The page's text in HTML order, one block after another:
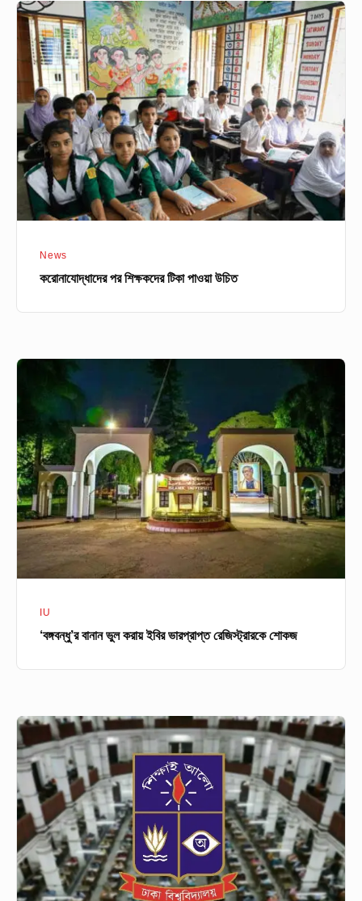
করোনাযোদ্ধাদের
শিক্ষকদের
টিকা
পাওয়া
উচিত
News
করোনাযোদ্ধাদের পর শিক্ষকদের টিকা পাওয়া উচিত
‘বঙ্গবন্ধু’র
করায়
ইবির
ভারপ্রাপ্ত
রেজিস্ট্রারকে
শোকজ
IU
‘বঙ্গবন্ধু’র বানান ভুল করায় ইবির ভারপ্রাপ্ত রেজিস্ট্রারকে শোকজ
ঢাবি
ভর্তি
পরীক্ষায়
ঘ
ও
ইউনিট
বাতিলের